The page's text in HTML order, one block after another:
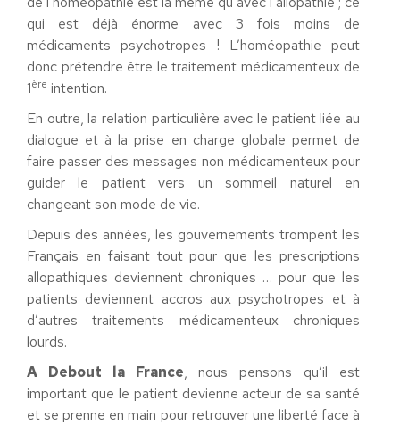
qui est déjà énorme avec 3 fois moins de
médicaments psychotropes ! L’homéopathie peut
donc prétendre être le traitement médicamenteux de
1ère intention.
En outre, la relation particulière avec le patient liée au
dialogue et à la prise en charge globale permet de
faire passer des messages non médicamenteux pour
guider le patient vers un sommeil naturel en
changeant son mode de vie.
Depuis des années, les gouvernements trompent les
Français en faisant tout pour que les prescriptions
allopathiques deviennent chroniques … pour que les
patients deviennent accros aux psychotropes et à
d’autres traitements médicamenteux chroniques
lourds.
A Debout la France, nous pensons qu’il est
important que le patient devienne acteur de sa santé
et se prenne en main pour retrouver une liberté face à